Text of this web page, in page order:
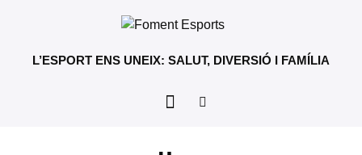
L’ESPORT ENS UNEIX: SALUT, DIVERSIÓ I FAMÍLIA